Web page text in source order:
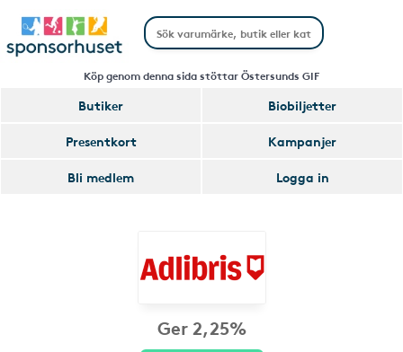
Köp genom denna sida stöttar Östersunds GIF
Butiker
Biobiljetter
Presentkort
Kampanjer
Bli medlem
Logga in
Ger 2,25%